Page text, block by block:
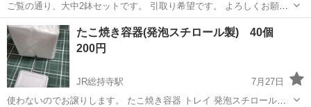
ご覧の通り、大中2鉢セットです。 引取り希望です。 よろしくお願い
します。
大阪 茨木市 家庭用品
たこ焼き容器(発泡スチロール製) 40個
200円
JR総持寺駅
7月27日
使わないのでお譲りします。 たこ焼き容器 トレイ 発泡スチロール容